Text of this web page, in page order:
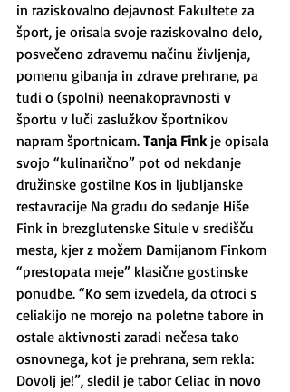
in raziskovalno dejavnost Fakultete za
šport, je orisala svoje raziskovalno delo,
posvečeno zdravemu načinu življenja,
pomenu gibanja in zdrave prehrane, pa
tudi o (spolni) neenakopravnosti v
športu v luči zaslužkov športnikov
napram športnicam. Tanja Fink je opisala
svojo “kulinarično” pot od nekdanje
družinske gostilne Kos in ljubljanske
restavracije Na gradu do sedanje Hiše
Fink in brezglutenske Situle v središču
mesta, kjer z možem Damijanom Finkom
“prestopata meje” klasične gostinske
ponudbe. “Ko sem izvedela, da otroci s
celiakijo ne morejo na poletne tabore in
ostale aktivnosti zaradi nečesa tako
osnovnega, kot je prehrana, sem rekla:
Dovolj je!”, sledil je tabor Celiac in novo